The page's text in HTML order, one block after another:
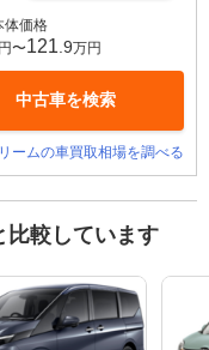
体価格
〜121 .9万円
中古車を検索
ームの車買取相場を調べる
比較しています